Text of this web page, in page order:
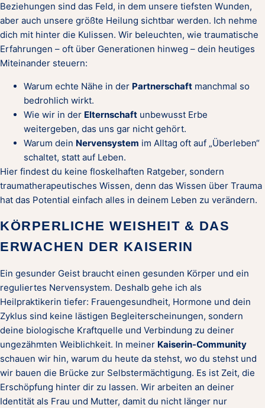
Beziehungen sind das Feld, in dem unsere tiefsten Wunden,
aber auch unsere größte Heilung sichtbar werden. Ich nehme
dich mit hinter die Kulissen. Wir beleuchten, wie traumatische
Erfahrungen – oft über Generationen hinweg – dein heutiges
Miteinander steuern:
Warum echte Nähe in der Partnerschaft manchmal so
bedrohlich wirkt.
Wie wir in der Elternschaft unbewusst Erbe
weitergeben, das uns gar nicht gehört.
Warum dein Nervensystem im Alltag oft auf „Überleben“
schaltet, statt auf Leben.
Hier findest du keine floskelhaften Ratgeber, sondern
traumatherapeutisches Wissen, denn das Wissen über Trauma
hat das Potential einfach alles in deinem Leben zu verändern.
KÖRPERLICHE WEISHEIT & DAS
ERWACHEN DER KAISERIN
Ein gesunder Geist braucht einen gesunden Körper und ein
reguliertes Nervensystem. Deshalb gehe ich als
Heilpraktikerin tiefer: Frauengesundheit, Hormone und dein
Zyklus sind keine lästigen Begleiterscheinungen, sondern
deine biologische Kraftquelle und Verbindung zu deiner
ungezähmten Weiblichkeit. In meiner Kaiserin-Community
schauen wir hin, warum du heute da stehst, wo du stehst und
wir bauen die Brücke zur Selbstermächtigung. Es ist Zeit, die
Erschöpfung hinter dir zu lassen. Wir arbeiten an deiner
Identität als Frau und Mutter, damit du nicht länger nur